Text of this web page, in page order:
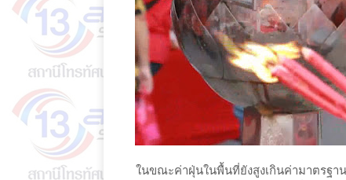
ในขณะค่าฝุ่นในพื้นที่ยังสูงเกินค่ามาตรฐาน